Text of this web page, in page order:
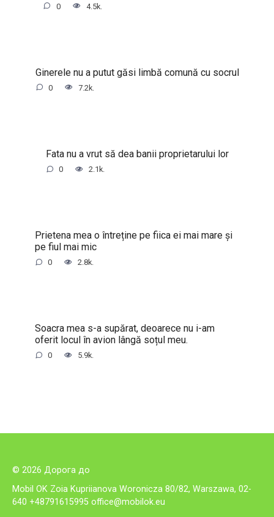
0 4.5k.
Ginerele nu a putut găsi limbă comună cu socrul
0 7.2k.
Fata nu a vrut să dea banii proprietarului lor
0 2.1k.
Prietena mea o întreține pe fiica ei mai mare și
pe fiul mai mic
0 2.8k.
Soacra mea s-a supărat, deoarece nu i-am
oferit locul în avion lângă soțul meu.
0 5.9k.
© 2026 Дорога до
Mobil OK Zoia Kupriianova Woronicza 80/82, Warszawa, 02-
640 +48791615995 office@mobilok.eu